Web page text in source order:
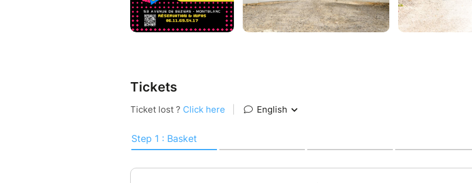
Un événement pour amis, couples, famille et collègues, idéal pour partager un
moment convivial et festif.
Informations pratiques :
Horaires : de 18h30 à 22h30
Stationnement : Ne pas se garer sur l’Avenue de Béziers (risque
d’amende). Deux parkings sont à proximité :
Tickets